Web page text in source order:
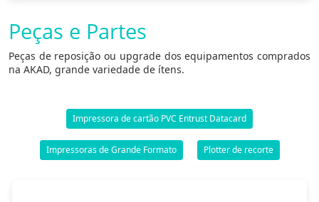
Peças e Partes
Peças de reposição ou upgrade dos equipamentos comprados
na AKAD, grande variedade de ítens.
Impressora de cartão PVC Entrust Datacard
Impressoras de Grande Formato Plotter de recorte